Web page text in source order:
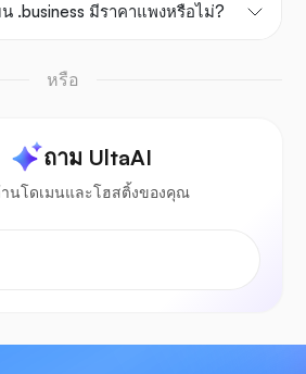
.business มีราคาแพงหรือไม่?
หรือ
ถาม UltaAI
นโดเมนและโฮสติ้งของคุณ